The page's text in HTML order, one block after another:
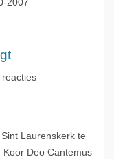
2007
Laurenskerk te
Deo Cantemus